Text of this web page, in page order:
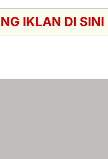
IKLAN DI SINI